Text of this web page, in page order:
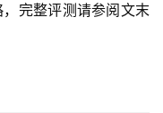
完整评测请参阅文末